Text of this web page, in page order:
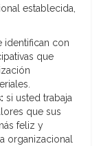
establecida,
identifican con
que
si usted trabaja
que sus
feliz y
organizacional